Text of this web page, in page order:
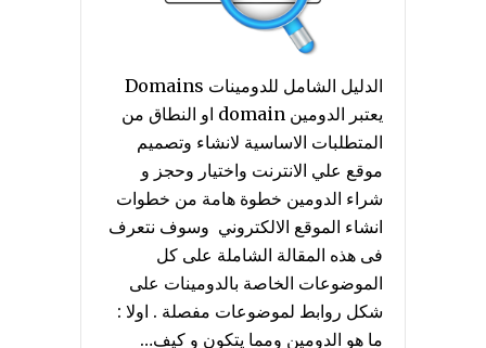
الدليل الشامل للدومينات Domains
يعتبر الدومين domain او النطاق من
المتطلبات الاساسية لانشاء وتصميم
موقع علي الانترنت واختيار وحجز و
شراء الدومين خطوة هامة من خطوات
انشاء الموقع الالكتروني وسوف نتعرف
فى هذه المقالة الشاملة على كل
الموضوعات الخاصة بالدومينات على
شكل روابط لموضوعات مفصلة . اولا :
ما هو الدومين ومما يتكون و كيف…